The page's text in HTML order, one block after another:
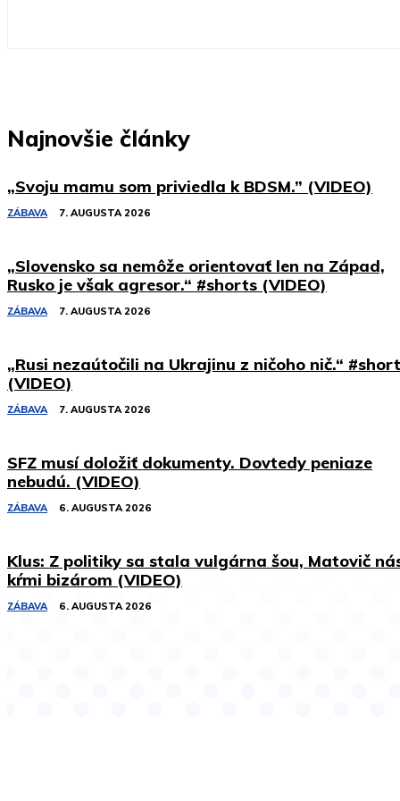
Najnovšie články
„Svoju mamu som priviedla k BDSM.” (VIDEO)
ZÁBAVA 7. AUGUSTA 2026
„Slovensko sa nemôže orientovať len na Západ,
Rusko je však agresor.“ #shorts (VIDEO)
ZÁBAVA 7. AUGUSTA 2026
„Rusi nezaútočili na Ukrajinu z ničoho nič.“
(VIDEO)
ZÁBAVA 7. AUGUSTA 2026
SFZ musí doložiť dokumenty. Dovtedy peniaze
nebudú. (VIDEO)
ZÁBAVA 6. AUGUSTA 2026
Klus: Z politiky sa stala vulgárna šou, Matovič
kŕmi bizárom (VIDEO)
ZÁBAVA 6. AUGUSTA 2026